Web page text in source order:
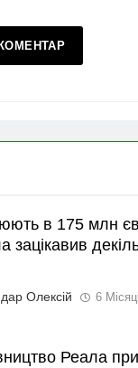
в 175 млн
зацікавив
Олексій 6
Реала